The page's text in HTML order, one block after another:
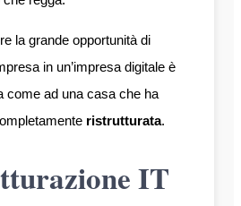
la grande opportunità di
in un’impresa digitale è
come ad una casa che ha
ristrutturata.
IT